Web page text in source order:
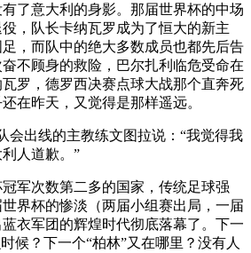
了意大利的身影。那届世界杯的中场
，队长卡纳瓦罗成为了恒大的新主
，而队中的绝大多数成员也都先后告
不顾身的救险，巴尔扎利临危受命在
罗，德罗西决赛点球大战那个直奔死
在昨天，又觉得是那样遥远。
会出线的主教练文图拉说：“我觉得我
人道歉。”
次数第二多的国家，传统足球强
界杯的惨淡（两届小组赛出局，一届
衣军团的辉煌时代彻底落幕了。下一
候？下一个“柏林”又在哪里？没有人